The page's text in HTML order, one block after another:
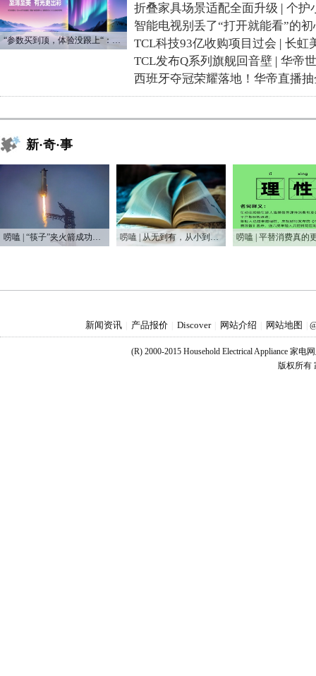
“参数买到顶，体验没跟上“：长虹追光Q70S给高端电视打了个样
折叠家具场景适配全面升级 | 个护
智能电视别丢了“打开就能看”的初
TCL科技93亿收购项目过会 | 长虹
TCL发布Q系列旗舰回音壁 | 华帝
西班牙夺冠荣耀落地！华帝直播
新·奇·事
唠嗑 | “筷子”夹火箭成功，又让他装到了！？ 唠嗑 | 从无到有，从小到大，75年家电之变
新闻资讯 产品报价 Discover 网站介绍 网站地图
(R) 2000-2015 Household Electrical Appliance 家电
版权所有